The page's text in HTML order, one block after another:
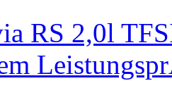
RS 2,0l